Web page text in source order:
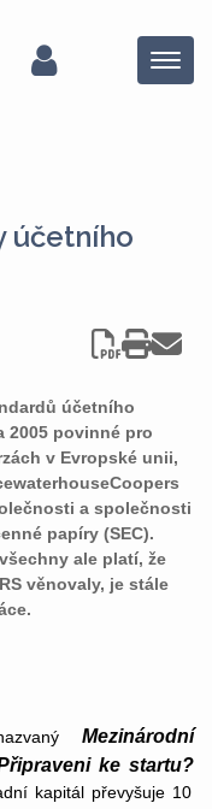
Menu
účetního
účetního
2005 povinné pro
v Evropské unii,
a společnosti
papíry (SEC).
ale platí, že
věnovaly, je stále
Mezinárodní
ke startu?
kapitál převyšuje 10